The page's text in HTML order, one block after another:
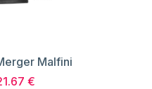
Malfini
€